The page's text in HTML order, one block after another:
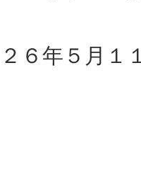
２６年５月１